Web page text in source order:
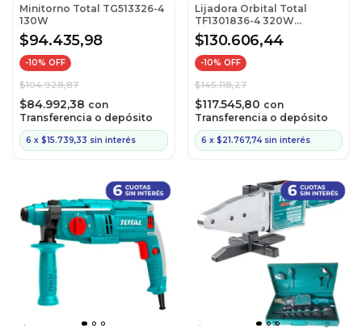
Minitorno Total TG513326-4
130W
$94.435,98
-10% OFF
$104.928,87
$84.992,38 con
Transferencia o depósito
6 x $15.739,33 sin interés
Lijadora Orbital Total
TF1301836-4 320W
Industrial (Ex Tf1301826-4)
$130.606,44
-10% OFF
$145.118,27
$117.545,80 con
Transferencia o depósito
6 x $21.767,74 sin interés